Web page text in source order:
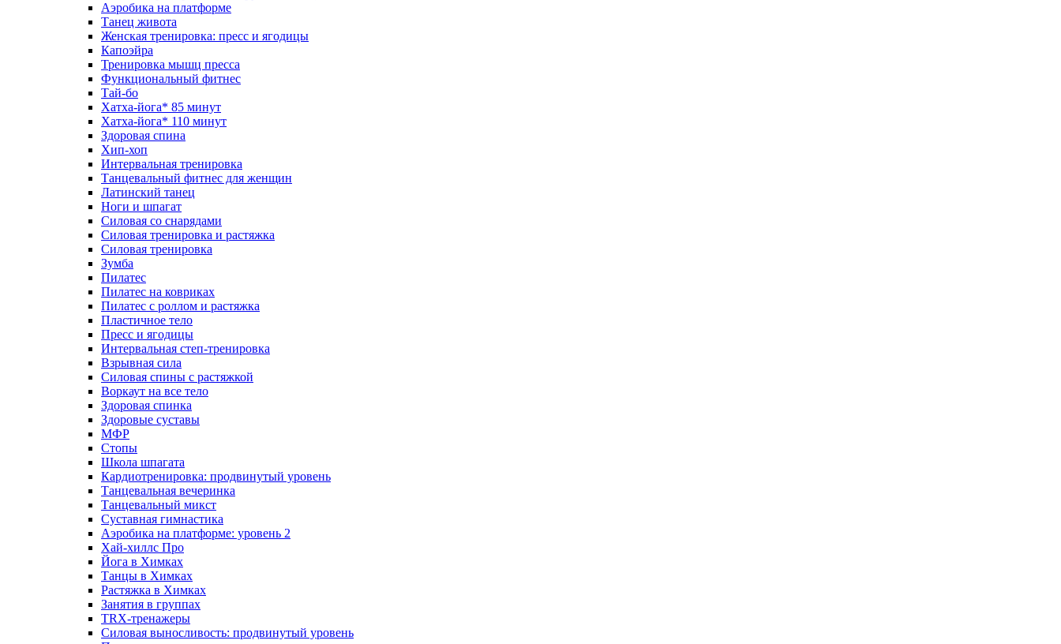
Аэробика на платформе
Танец живота
Женская тренировка: пресс и ягодицы
Капоэйра
Тренировка мышц пресса
Функциональный фитнес
Тай-бо
Хатха-йога* 85 минут
Хатха-йога* 110 минут
Здоровая спина
Хип-хоп
Интервальная тренировка
Танцевальный фитнес для женщин
Латинский танец
Ноги и шпагат
Силовая со снарядами
Силовая тренировка и растяжка
Силовая тренировка
Зумба
Пилатес
Пилатес на ковриках
Пилатес с роллом и растяжка
Пластичное тело
Пресс и ягодицы
Интервальная степ-тренировка
Взрывная сила
Силовая спины с растяжкой
Воркаут на все тело
Здоровая спинка
Здоровые суставы
МФР
Стопы
Школа шпагата
Кардиотренировка: продвинутый уровень
Танцевальная вечеринка
Танцевальный микст
Суставная гимнастика
Аэробика на платформе: уровень 2
Хай-хиллс Про
Йога в Химках
Танцы в Химках
Растяжка в Химках
Занятия в группах
TRX-тренажеры
Силовая выносливость: продвинутый уровень